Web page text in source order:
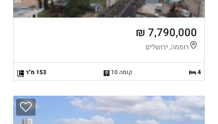
7,790,000 ₪
רוממה, ירושלים
4 קומה 10 153 מ"ר